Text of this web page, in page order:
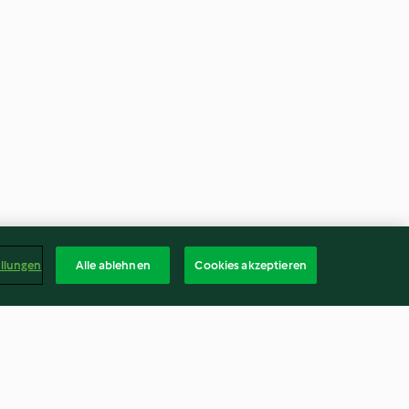
Alle ablehnen Cookies akzeptieren